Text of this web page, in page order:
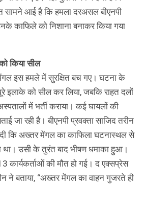
आई है कि हमला दरअसल बीएनपी
काफिले को निशाना बनाकर किया गया
किया सील
इस हमले में सुरक्षित बच गए। घटना के
इलाके को सील कर लिया, जबकि राहत दलों
में भर्ती कराया। कई घायलों की
जा रही है। बीएनपी प्रवक्ता साजिद तरीन
दी कि अख्तर मेंगल का काफिला घटनास्थल से
उसी के तुरंत बाद भीषण धमाका हुआ।
कार्यकर्ताओं की मौत हो गई। द एक्सप्रेस
ने बताया, “अख्तर मेंगल का वाहन गुजरते ही